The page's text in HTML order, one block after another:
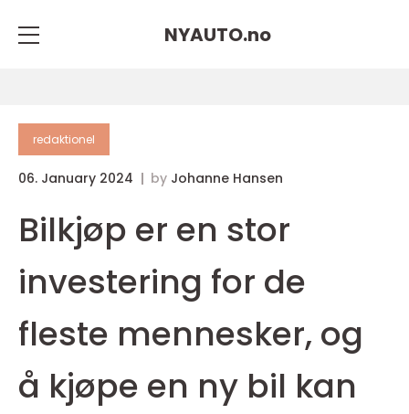
NYAUTO.no
redaktionel
06. January 2024 by Johanne Hansen
Bilkjøp er en stor
investering for de
fleste mennesker, og
å kjøpe en ny bil kan